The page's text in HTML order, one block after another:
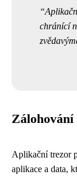
chránící
Zálohování
Aplikační trezor
aplikace a data,